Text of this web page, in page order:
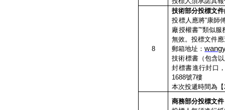
8
技術部分投標文
投標人應將“康師
廠授權書”“類似
無效。投標文件
郵箱地址：
技術標書（包含
封標書進行封口
1688號7樓
本次投遞時間為
商務部分投標文件